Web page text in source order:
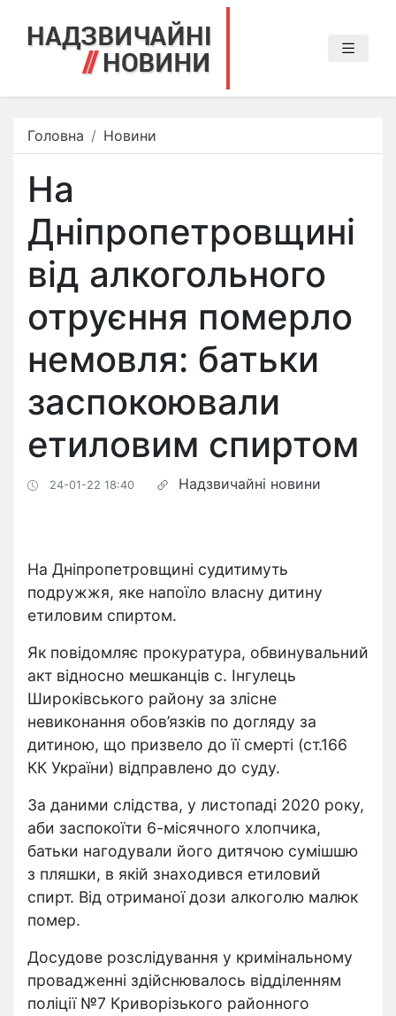
Головна Новини
На
Дніпропетровщині
від алкогольного
отруєння померло
немовля: батьки
заспокоювали
етиловим спиртом
24-01-22 18:40 Надзвичайні новини
На Дніпропетровщині судитимуть
подружжя, яке напоїло власну дитину
етиловим спиртом.
Як повідомляє прокуратура, обвинувальний
акт відносно мешканців с. Інгулець
Широківського району за злісне
невиконання обов’язків по догляду за
дитиною, що призвело до її смерті (ст.166
КК України) відправлено до суду.
За даними слідства, у листопаді 2020 року,
аби заспокоїти 6-місячного хлопчика,
батьки нагодували його дитячою сумішшю
з пляшки, в якій знаходився етиловий
спирт. Від отриманої дози алкоголю малюк
помер.
Досудове розслідування у кримінальному
провадженні здійснювалось відділенням
поліції №7 Криворізького районного